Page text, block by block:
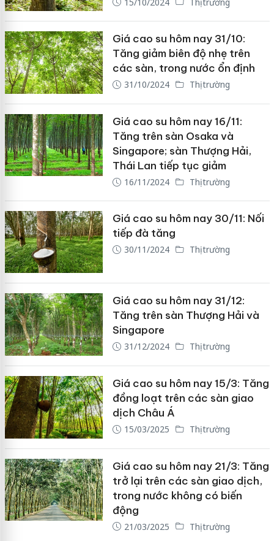
Giá cao su hôm nay 31/10:
Tăng giảm biên độ nhẹ trên
các sàn, trong nước ổn định
31/10/2024 Thị trường
Giá cao su hôm nay 16/11:
Tăng trên sàn Osaka và
Singapore; sàn Thượng Hải,
Thái Lan tiếp tục giảm
16/11/2024 Thị trường
Giá cao su hôm nay 30/11: Nối
tiếp đà tăng
30/11/2024 Thị trường
Giá cao su hôm nay 31/12:
Tăng trên sàn Thượng Hải và
Singapore
31/12/2024 Thị trường
Giá cao su hôm nay 15/3: Tăng
đồng loạt trên các sàn giao
dịch Châu Á
15/03/2025 Thị trường
Giá cao su hôm nay 21/3: Tăng
trở lại trên các sàn giao dịch,
trong nước không có biến
động
21/03/2025 Thị trường